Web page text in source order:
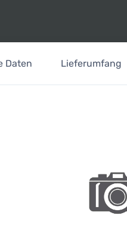
Daten Lieferumfang